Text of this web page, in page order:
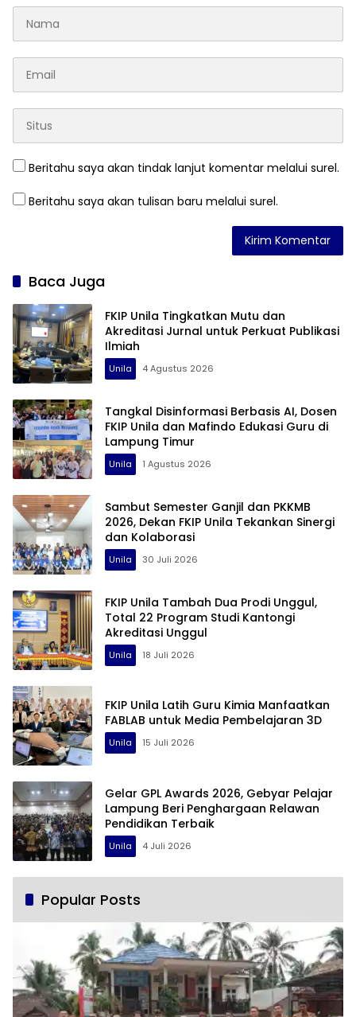
Beritahu saya akan tindak lanjut komentar melalui surel.
Beritahu saya akan tulisan baru melalui surel.
Baca Juga
FKIP Unila Tingkatkan Mutu dan
Akreditasi Jurnal untuk Perkuat Publikasi
Ilmiah
Unila 4 Agustus 2026
Tangkal Disinformasi Berbasis AI, Dosen
FKIP Unila dan Mafindo Edukasi Guru di
Lampung Timur
Unila 1 Agustus 2026
Sambut Semester Ganjil dan PKKMB
2026, Dekan FKIP Unila Tekankan Sinergi
dan Kolaborasi
Unila 30 Juli 2026
FKIP Unila Tambah Dua Prodi Unggul,
Total 22 Program Studi Kantongi
Akreditasi Unggul
Unila 18 Juli 2026
FKIP Unila Latih Guru Kimia Manfaatkan
FABLAB untuk Media Pembelajaran 3D
Unila 15 Juli 2026
Gelar GPL Awards 2026, Gebyar Pelajar
Lampung Beri Penghargaan Relawan
Pendidikan Terbaik
Unila 4 Juli 2026
Popular Posts